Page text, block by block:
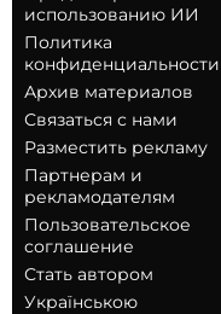
использованию ИИ
Политика
конфиденциальности
Архив материалов
Связаться с нами
Разместить рекламу
Партнерам и
рекламодателям
Пользовательское
соглашение
Стать автором
Українською